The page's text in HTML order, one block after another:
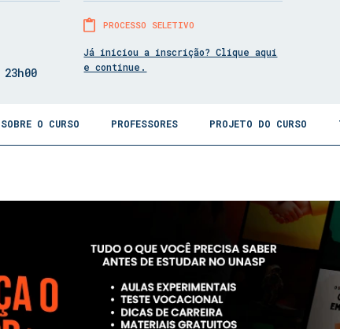
PROCESSO SELETIVO
Já iniciou a inscrição? Clique aqui
e continue.
O CURSO PROFESSORES PROJETO DO CURSO